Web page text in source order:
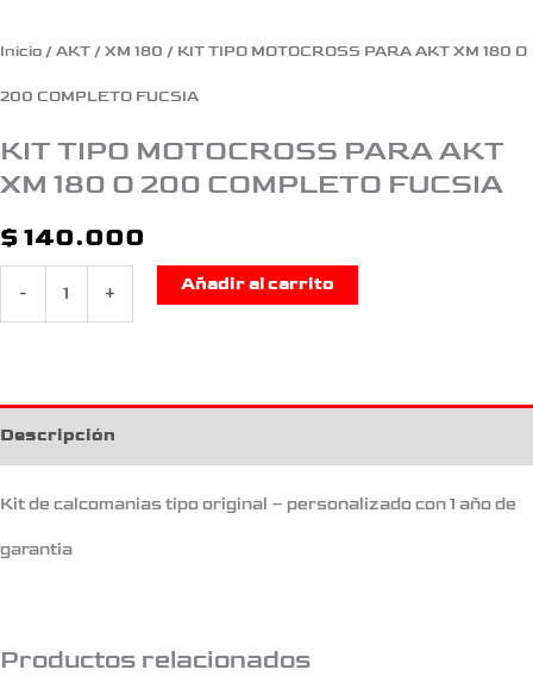
Inicio / AKT / XM 180 / KIT TIPO MOTOCROSS PARA AKT XM 180 O
200 COMPLETO FUCSIA
KIT TIPO MOTOCROSS PARA AKT
XM 180 O 200 COMPLETO FUCSIA
$ 140.000
-
FUCSIA
cantidad
+
Añadir al carrito
Descripción
Kit de calcomanias tipo original – personalizado con 1 año de
garantia
Productos relacionados